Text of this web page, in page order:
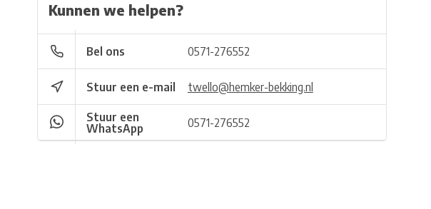
Kunnen we helpen?
Bel ons 0571-276552
Stuur een e-mail twello@hemker-bekking.nl
Stuur een
WhatsApp
0571-276552